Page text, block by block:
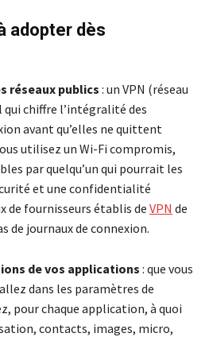
adopter dès
réseaux publics : un VPN (réseau
chiffre l’intégralité des
avant qu’elles ne quittent
utilisez un Wi-Fi compromis,
par quelqu’un qui pourrait les
et une confidentialité
de fournisseurs établis de VPN de
de journaux de connexion.
de vos applications : que vous
dans les paramètres de
pour chaque application, à quoi
contacts, images, micro,